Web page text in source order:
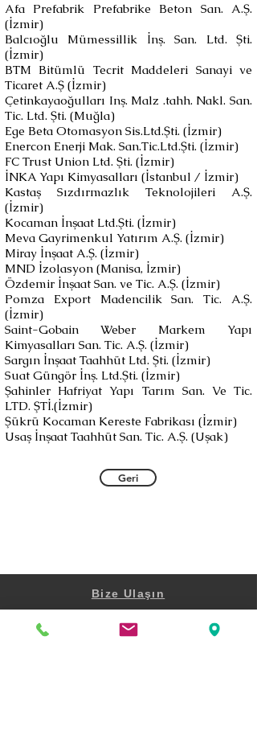
Afa Prefabrik Prefabrike Beton San. A.Ş.
(İzmir)
Balcıoğlu Mümessillik İnş. San. Ltd. Şti.
(İzmir)
BTM Bitümlü Tecrit Maddeleri Sanayi ve
Ticaret A.Ş (İzmir)
Çetinkayaoğulları Inş. Malz .tahh. Nakl. San.
Tic. Ltd. Şti. (Muğla)
Ege Beta Otomasyon Sis.Ltd.Şti. (İzmir)
Enercon Enerji Mak. San.Tic.Ltd.Şti. (İzmir)
FC Trust Union Ltd. Şti. (İzmir)
İNKA Yapı Kimyasalları (İstanbul / İzmir)
Kastaş Sızdırmazlık Teknolojileri A.Ş.
(İzmir)
Kocaman İnşaat Ltd.Şti. (İzmir)
Meva Gayrimenkul Yatırım A.Ş. (İzmir)
Miray İnşaat A.Ş. (İzmir)
MND İzolasyon (Manisa, İzmir)
Özdemir İnşaat San. ve Tic. A.Ş. (İzmir)
Pomza Export Madencilik San. Tic. A.Ş.
(İzmir)
Saint-Gobain Weber Markem Yapı
Kimyasalları San. Tic. A.Ş. (İzmir)
Sargın İnşaat Taahhüt Ltd. Şti. (İzmir)
Suat Güngör İnş. Ltd.Şti. (İzmir)
Şahinler Hafriyat Yapı Tarım San. Ve Tic.
LTD. ŞTİ.(İzmir)
Şükrü Kocaman Kereste Fabrikası (İzmir)
Usaş İnşaat Taahhüt San. Tic. A.Ş. (Uşak)
Geri
Bize Ulaşın
Beşe İş Merkezi No:34 K:8 D:15